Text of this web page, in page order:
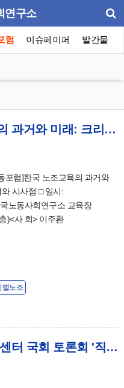
연구소
럼 이슈페이퍼 발간물
[2026_01] <한국 노조교육의 과거와 미래: 크리스챤 아카데미 노동교육 사례와 시사점> 자료집과 토론 결
포럼]한국 노조교육의 과거와
시사점 □ 일시:
노동사회연구소 교육장
)<사 회> 이주환
별노조
(4/16) 한국직장괴롭힘조사센터 국회 토론회 '직장 내 괴롭힘, 왜 반복되는가: 일터의 존엄과 안전을 위한 제도개선 과제'